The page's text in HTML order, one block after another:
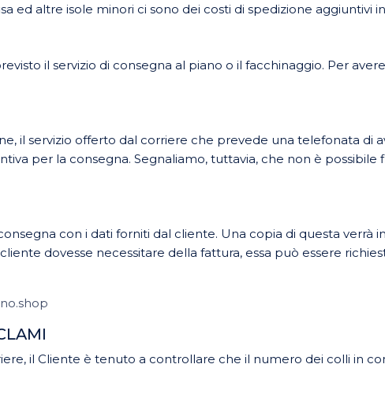
ed altre isole minori ci sono dei costi di spedizione aggiuntivi
il servizio di consegna al piano o il facchinaggio. Per
il servizio offerto dal corriere che prevede una telefonata di
per la consegna. Segnaliamo, tuttavia, che non è
con i dati forniti dal cliente. Una copia di questa verrà
dovesse necessitare della fattura, essa può essere
il Cliente è tenuto a controllare che il numero dei colli in